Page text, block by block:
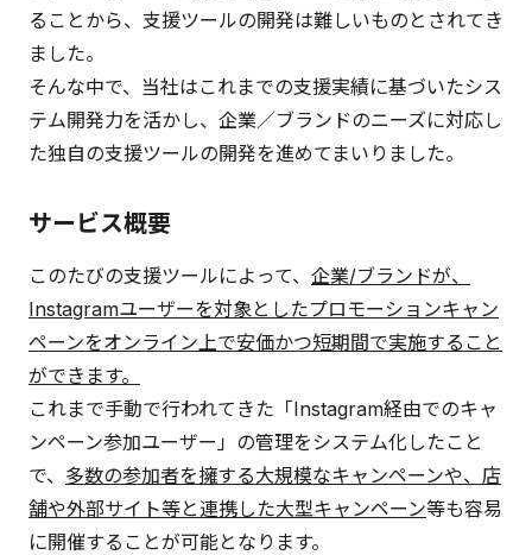
ることから、支援ツールの開発は難しいものとされてき
ました。
そんな中で、当社はこれまでの支援実績に基づいたシス
テム開発力を活かし、企業／ブランドのニーズに対応し
た独自の支援ツールの開発を進めてまいりました。
サービス概要
このたびの支援ツールによって、 企業/ブランドが、
Instagramユーザーを対象としたプロモーションキャン
ペーンをオンライン上で安価かつ短期間で実施すること
ができます。
これまで手動で行われてきた「Instagram経由でのキャ
ンペーン参加ユーザー」の管理をシステム化したこと
で、 多数の参加者を擁する大規模なキャンペーンや、店
舗や外部サイト等と連携した大型キャンペーン等も容易
に開催することが可能となります。